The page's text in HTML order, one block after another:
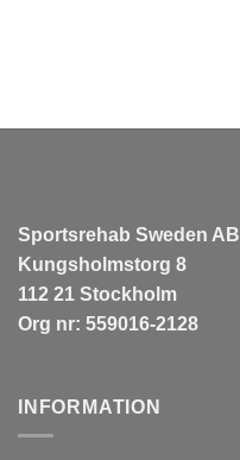
Sportsrehab Sweden AB
Kungsholmstorg 8
112 21 Stockholm
Org nr: 559016-2128
INFORMATION